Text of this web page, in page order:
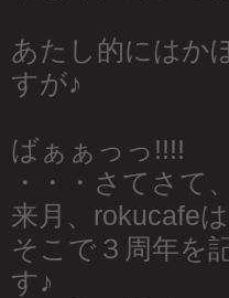
あたし的にはか
すが♪
ばぁぁっっ!!!!
・・・さてさて、
来月、rokucafe
そこで３周年を
す♪